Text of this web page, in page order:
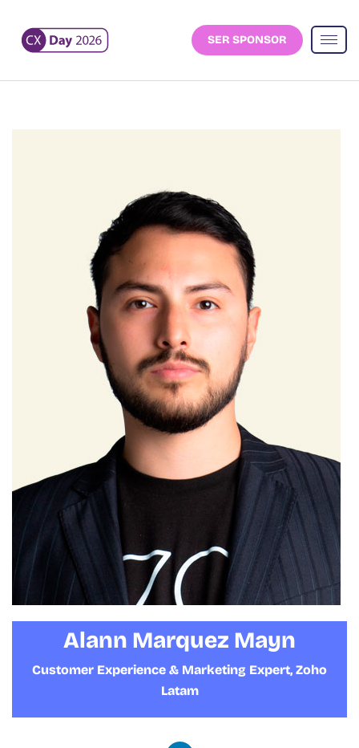
SER SPONSOR
Alann Marquez Mayn
Customer Experience & Marketing Expert, Zoho
Latam